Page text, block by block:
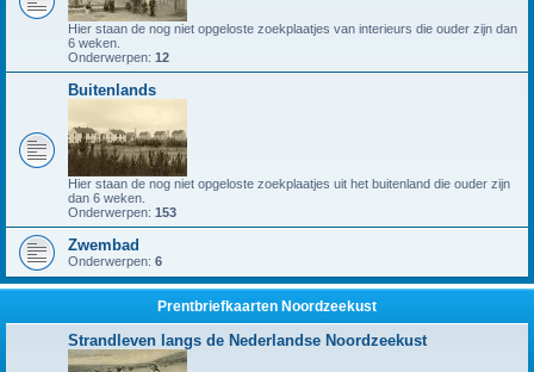
Hier staan de nog niet opgeloste zoekplaatjes van interieurs die ouder zijn dan
6 weken.
Onderwerpen: 12
Buitenlands
Hier staan de nog niet opgeloste zoekplaatjes uit het buitenland die ouder zijn
dan 6 weken.
Onderwerpen: 153
Zwembad
Onderwerpen: 6
Prentbriefkaarten Noordzeekust
Strandleven langs de Nederlandse Noordzeekust